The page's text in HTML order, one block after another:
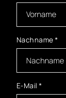
Nachname*
E-Mail*